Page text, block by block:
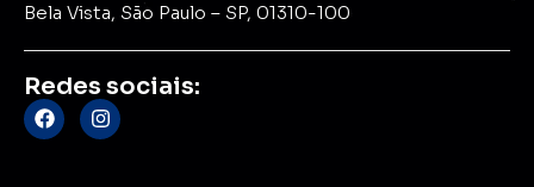
Bela Vista, São Paulo – SP, 01310-100
Redes sociais: